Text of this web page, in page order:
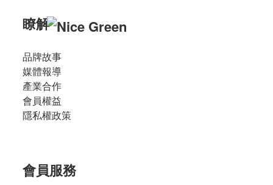
瞭解
品牌故事
媒體報導
產業合作
會員權益
隱私權政策
會員服務